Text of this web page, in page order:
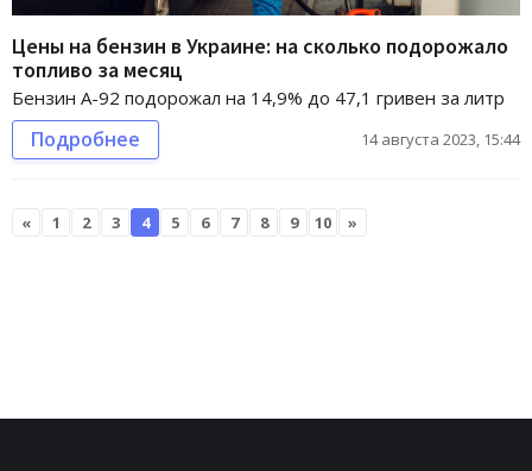
Цены на бензин в Украине: на сколько подорожало
топливо за месяц
Бензин А-92 подорожал на 14,9% до 47,1 гривен за литр
Подробнее 14 августа 2023, 15:44
« 1 2 3 4 5 6 7 8 9 10 »